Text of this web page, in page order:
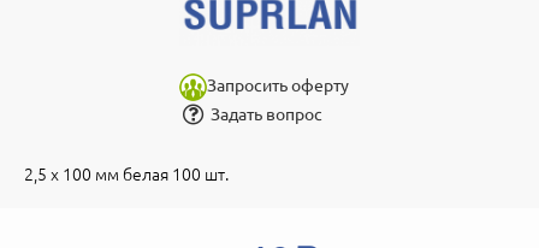
Запросить оферту
Задать вопрос
2,5 х 100 мм белая 100 шт.